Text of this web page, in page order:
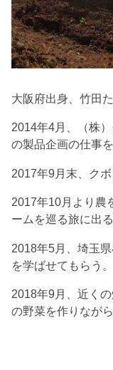
大阪府出身、竹田た
2014年4月、（株
の製品企画の仕事を
2017年9月末、クボ
2017年10月より農
ームを巡る旅に出る
2018年5月、埼玉
を学ばせてもらう。
2018年9月、近く
の野菜を作りながら